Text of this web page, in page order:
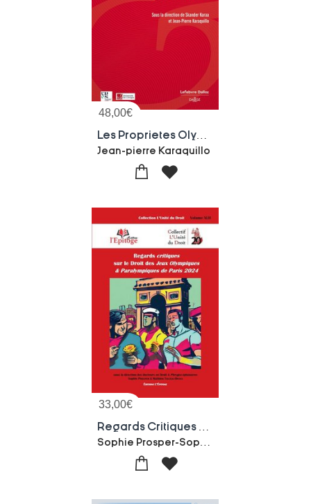
48,00€
Jean-pierre Karaquillo
33,00€